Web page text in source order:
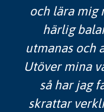
och lära mig
härlig
utmanas och
Utöver mina
så har jag
skrattar